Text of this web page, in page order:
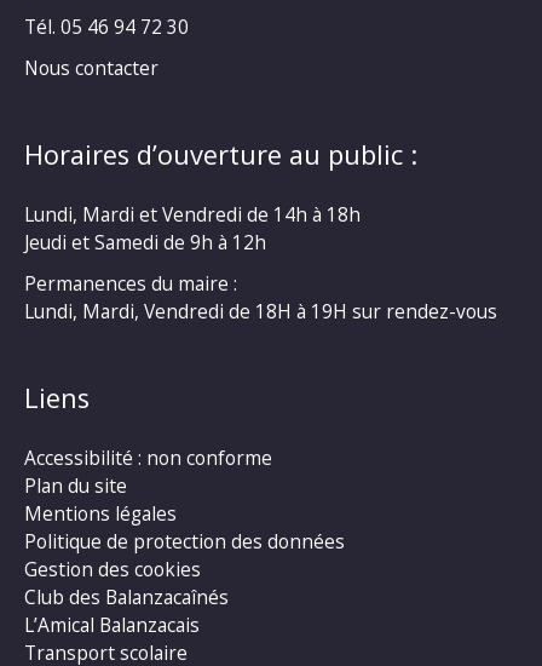
Tél. 05 46 94 72 30
Nous contacter
Horaires d’ouverture au public :
Lundi, Mardi et Vendredi de 14h à 18h
Jeudi et Samedi de 9h à 12h
Permanences du maire :
Lundi, Mardi, Vendredi de 18H à 19H sur rendez-vous
Liens
Accessibilité : non conforme
Plan du site
Mentions légales
Politique de protection des données
Gestion des cookies
Club des Balanzacaînés
L’Amical Balanzacais
Transport scolaire